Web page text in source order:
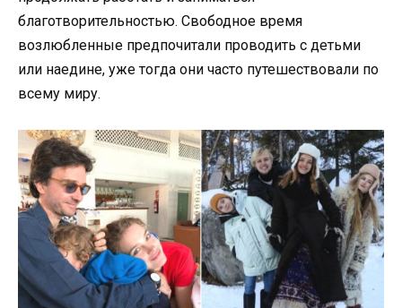
благотворительностью. Свободное время
возлюбленные предпочитали проводить с детьми
или наедине, уже тогда они часто путешествовали по
всему миру.